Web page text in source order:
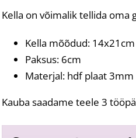
Kella on võimalik tellida oma
Kella mõõdud: 14x21cm
Paksus: 6cm
Materjal: hdf plaat 3mm
Kauba saadame teele 3